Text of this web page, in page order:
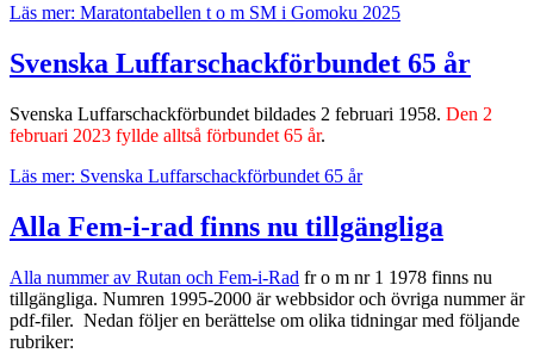
Läs mer: Maratontabellen t o m SM i Gomoku 2025
Svenska Luffarschackförbundet 65 år
Svenska Luffarschackförbundet bildades 2 februari 1958. Den 2
februari 2023 fyllde alltså förbundet 65 år.
Läs mer: Svenska Luffarschackförbundet 65 år
Alla Fem-i-rad finns nu tillgängliga
Alla nummer av Rutan och Fem-i-Rad fr o m nr 1 1978 finns nu
tillgängliga. Numren 1995-2000 är webbsidor och övriga nummer är
pdf-filer. Nedan följer en berättelse om olika tidningar med följande
rubriker: